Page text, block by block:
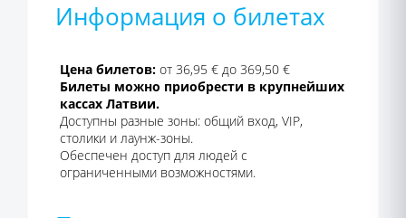
Информация о билетах
Цена билетов: от 36,95 € до 369,50 €
Билеты можно приобрести в крупнейших
кассах Латвии.
Доступны разные зоны: общий вход, VIP,
столики и лаунж-зоны.
Обеспечен доступ для людей с
ограниченными возможностями.